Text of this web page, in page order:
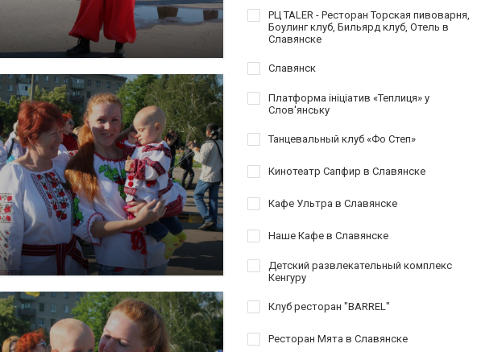
РЦ TALER - Ресторан Торская пивоварня,
Боулинг клуб, Бильярд клуб, Отель в
Славянске
Славянск
Платформа ініціатив «Теплиця» у
Слов'янську
Танцевальный клуб «Фо Степ»
Кинотеатр Сапфир в Славянске
Кафе Ультра в Славянске
Наше Кафе в Славянске
Детский развлекательный комплекс
Кенгуру
Клуб ресторан "BARREL"
Ресторан Мята в Славянске